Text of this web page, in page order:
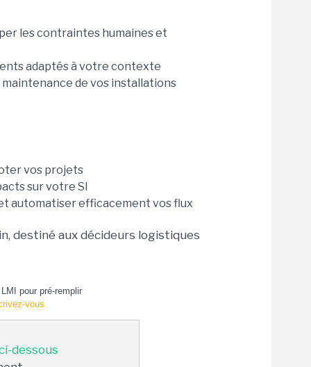
les contraintes humaines et
adaptés à votre contexte
de vos installations
vos projets
sur votre SI
automatiser efficacement vos flux
destiné aux décideurs logistiques
pour pré-remplir
vous.
dessous